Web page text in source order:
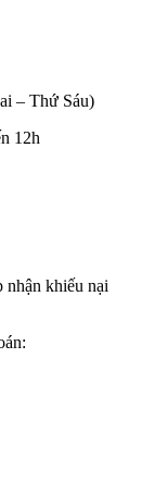
– Thứ Sáu)
12h
khiếu nại